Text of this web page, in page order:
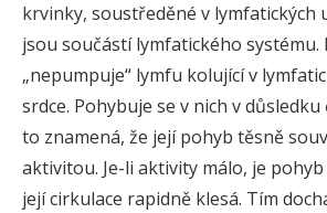
krvinky, soustředěné v lymfatických
jsou součástí lymfatického systému.
„nepumpuje“ lymfu kolující v
srdce. Pohybuje se v nich v
to znamená, že její pohyb těsně
aktivitou. Je-li aktivity málo, je
její cirkulace rapidně klesá. Tím